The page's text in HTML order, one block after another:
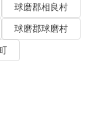
球磨郡相良村
球磨郡球磨村